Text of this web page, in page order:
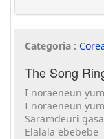
Categoria :
The Song
I noraeneun
I noraeneun
Saramdeuri
Elalala ebebebe